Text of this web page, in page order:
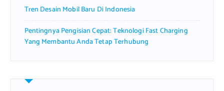
Tren Desain Mobil Baru Di Indonesia
Pentingnya Pengisian Cepat: Teknologi Fast Charging
Yang Membantu Anda Tetap Terhubung